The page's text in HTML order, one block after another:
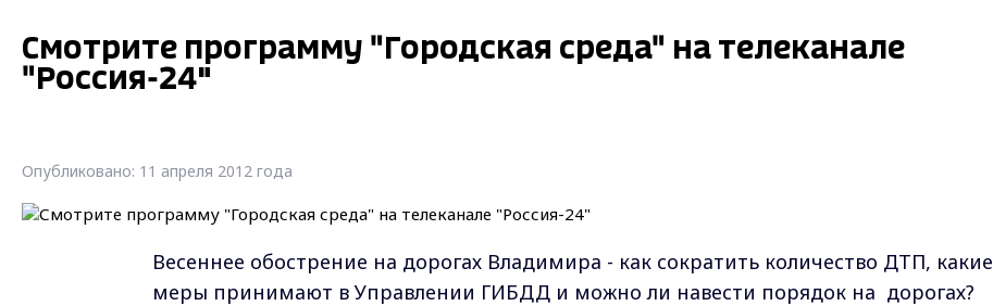
Смотрите программу "Городская среда" на телеканале
"Россия-24"
Опубликовано: 11 апреля 2012 года
Весеннее обострение на дорогах Владимира - как сократить количество ДТП, какие
меры принимают в Управлении ГИБДД и можно ли навести порядок на дорогах?